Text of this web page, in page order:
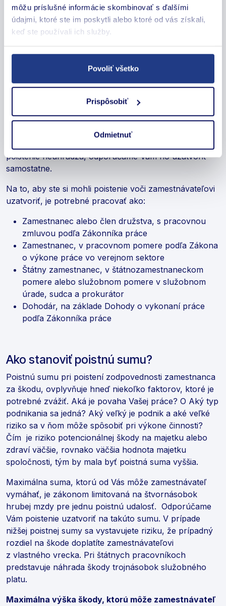
môžu príslušné informácie skombinovať s ďalšími
údajmi, ktoré ste im poskytli alebo ktoré od vás získali,
keď ste používali ich služby.
Povoliť všetko
Prispôsobiť
Odmietnuť
straty
Iné škody – špecifické škody, ktoré súvisia od
konkrétnej povahy Vašej práce a pracovného
prostredia
Kto môže uzavrieť poistenie
zodpovednosti zamestnanca?
Poistenie zodpovednosti zamestnanca môže za svojich
zamestnancov uzatvoriť aj zamestnávateľ, avšak nie je
poistenie neuhrádza, odporúčame Vám ho uzatvoriť
samostatne.
Na to, aby ste si mohli poistenie voči zamestnávateľovi
uzatvoriť, je potrebné pracovať ako:
Zamestnanec alebo člen družstva, s pracovnou
zmluvou podľa Zákonníka práce
Zamestnanec, v pracovnom pomere podľa Zákona
o výkone práce vo verejnom sektore
Štátny zamestnanec, v štátnozamestnaneckom
pomere alebo služobnom pomere v služobnom
úrade, sudca a prokurátor
Dohodár, na základe Dohody o vykonaní práce
podľa Zákonníka práce
Ako stanoviť poistnú sumu?
Poistnú sumu pri poistení zodpovednosti zamestnanca
za škodu, ovplyvňuje hneď niekoľko faktorov, ktoré je
potrebné zvážiť. Aká je povaha Vašej práce? O Aký typ
podnikania sa jedná? Aký veľký je podnik a aké veľké
riziko sa v ňom môže spôsobiť pri výkone činnosti?
Čím je riziko potencionálnej škody na majetku alebo
zdraví väčšie, rovnako väčšia hodnota majetku
spoločnosti, tým by mala byť poistná suma vyššia.
Maximálna suma, ktorú od Vás môže zamestnávateľ
vymáhať, je zákonom limitovaná na štvornásobok
hrubej mzdy pre jednu poistnú udalosť. Odporúčame
Vám poistenie uzatvoriť na takúto sumu. V prípade
nižšej poistnej sumy sa vystavujete riziku, že prípadný
rozdiel na škode doplatíte zamestnávateľovi
z vlastného vrecka. Pri štátnych pracovníkoch
predstavuje náhrada škody trojnásobok služobného
platu.
Maximálna výška škody, ktorú môže zamestnávateľ